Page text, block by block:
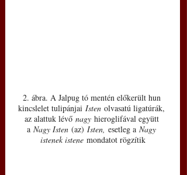
2. ábra. A Jalpug tó mentén előkerült hun
kincslelet tulipánjai Isten olvasatú ligatúrák,
az alattuk lévő nagy hieroglifával együtt
a Nagy Isten (az) Isten, esetleg a Nagy
istenek istene mondatot rögzítik